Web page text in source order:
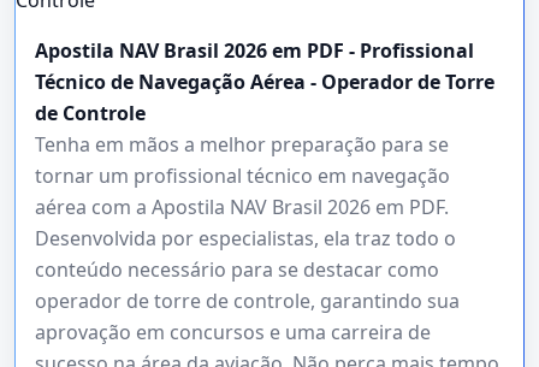
Apostila NAV Brasil 2026 em PDF - Profissional
Técnico de Navegação Aérea - Operador de Torre
de Controle
Tenha em mãos a melhor preparação para se
tornar um profissional técnico em navegação
aérea com a Apostila NAV Brasil 2026 em PDF.
Desenvolvida por especialistas, ela traz todo o
conteúdo necessário para se destacar como
operador de torre de controle, garantindo sua
aprovação em concursos e uma carreira de